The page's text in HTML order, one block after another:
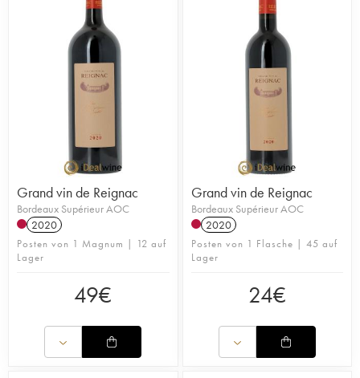
Grand vin de Reignac
Bordeaux Supérieur AOC
2020
Posten von 1 Magnum | 12 auf
Lager
49€
Grand vin de Reignac
Bordeaux Supérieur AOC
2020
Posten von 1 Flasche | 45 auf
Lager
24€